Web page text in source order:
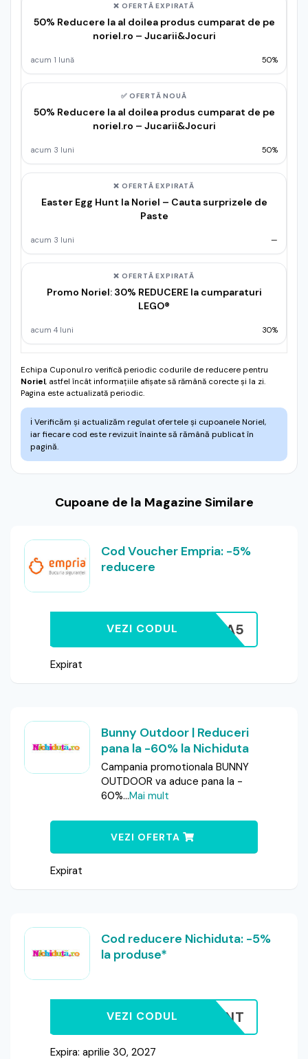
❌ OFERTĂ EXPIRATĂ
50% Reducere la al doilea produs cumparat de pe
noriel.ro – Jucarii&Jocuri
acum 1 lună 50%
✅ OFERTĂ NOUĂ
50% Reducere la al doilea produs cumparat de pe
noriel.ro – Jucarii&Jocuri
acum 3 luni 50%
❌ OFERTĂ EXPIRATĂ
Easter Egg Hunt la Noriel – Cauta surprizele de
Paste
acum 3 luni —
❌ OFERTĂ EXPIRATĂ
Promo Noriel: 30% REDUCERE la cumparaturi
LEGO®
acum 4 luni 30%
Echipa Cuponul.ro verifică periodic codurile de reducere pentru
Noriel, astfel încât informațiile afișate să rămână corecte și la zi.
Pagina este actualizată periodic.
ℹ️ Verificăm și actualizăm regulat ofertele și cupoanele Noriel,
iar fiecare cod este revizuit înainte să rămână publicat în
pagină.
Cupoane de la Magazine Similare
Cod Voucher Empria: -5%
reducere
EXTRA5
VEZI CODUL
Expirat
Bunny Outdoor | Reduceri
pana la -60% la Nichiduta
Campania promotionala BUNNY
OUTDOOR va aduce pana la -
60%...Mai mult
VEZI OFERTA
Expirat
Cod reducere Nichiduta: -5%
la produse*
EARE CONT
VEZI CODUL
Expira: aprilie 30, 2027